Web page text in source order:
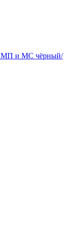
МП и МС чёрный/